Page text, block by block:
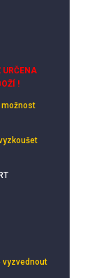
URČENA
!
možnost
vyzvednout